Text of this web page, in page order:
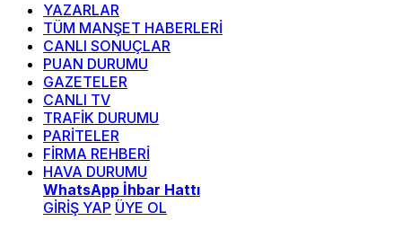
YAZARLAR
TÜM MANŞET HABERLERİ
CANLI SONUÇLAR
PUAN DURUMU
GAZETELER
CANLI TV
TRAFİK DURUMU
PARİTELER
FİRMA REHBERİ
HAVA DURUMU
WhatsApp İhbar Hattı
GİRİŞ YAP ÜYE OL